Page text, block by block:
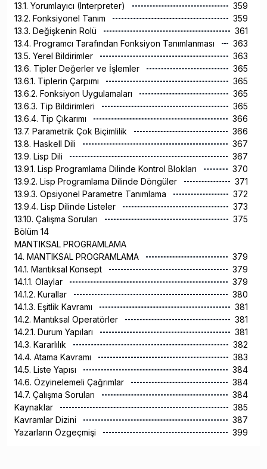
13.1. Yorumlayıcı (Interpreter)
359
13.2. Fonksiyonel Tanım
359
13.3. Değişkenin Rolü
361
13.4. Programcı Tarafından Fonksiyon Tanımlanması
363
13.5. Yerel Bildirimler
363
13.6. Tipler Değerler ve İşlemler
365
13.6.1. Tiplerin Çarpımı
365
13.6.2. Fonksiyon Uygulamaları
365
13.6.3. Tip Bildirimleri
365
13.6.4. Tip Çıkarımı
366
13.7. Parametrik Çok Biçimlilik
366
13.8. Haskell Dili
367
13.9. Lisp Dili
367
13.9.1. Lisp Programlama Dilinde Kontrol Blokları
370
13.9.2. Lisp Programlama Dilinde Döngüler
371
13.9.3. Opsiyonel Parametre Tanımlama
372
13.9.4. Lisp Dilinde Listeler
373
13.10. Çalışma Soruları
375
Bölüm 14
MANTIKSAL PROGRAMLAMA
14. MANTIKSAL PROGRAMLAMA
379
14.1. Mantıksal Konsept
379
14.1.1. Olaylar
379
14.1.2. Kurallar
380
14.1.3. Eşitlik Kavramı
381
14.2. Mantıksal Operatörler
381
14.2.1. Durum Yapıları
381
14.3. Kararlılık
382
14.4. Atama Kavramı
383
14.5. Liste Yapısı
384
14.6. Özyinelemeli Çağrımlar
384
14.7. Çalışma Soruları
384
Kaynaklar
385
Kavramlar Dizini
387
Yazarların Özgeçmişi
399